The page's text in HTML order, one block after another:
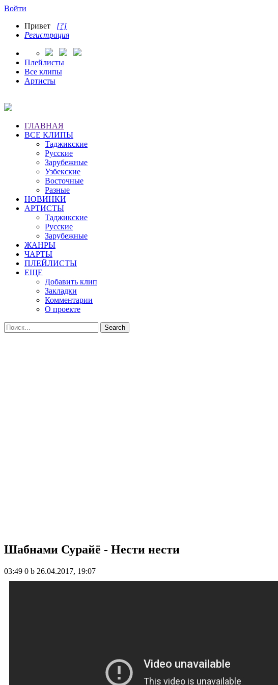
Войти
Привет [?]
Регистрация
Плейлисты
Все клипы
Артисты
ГЛАВНАЯ
ВСЕ КЛИПЫ
Таджикские
Русские
Зарубежные
Узбекские
Восточные
Разные
НОВИНКИ
АРТИСТЫ
Таджикские
Русские
Зарубежные
ЖАНРЫ
ЧАРТЫ
ПЛЕЙЛИСТЫ
ЕЩЕ
Добавить клип
Закладки
Комментарии
О проекте
Шабнами Сурайё - Нести нести
03:49 0 b 26.04.2017, 19:07